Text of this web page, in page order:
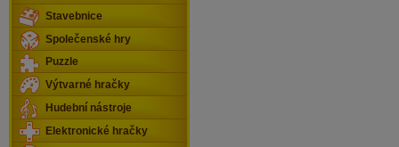
Stavebnice
Společenské hry
Puzzle
Výtvarné hračky
Hudební nástroje
Elektronické hračky